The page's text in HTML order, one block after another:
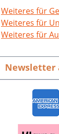
Weiteres für
Weiteres für
Weiteres für
Newsletter